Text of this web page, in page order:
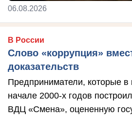
06.08.2026
В России
Слово «коррупция»
доказательств
Предприниматели, которые
начале 2000-х годов
ВДЦ «Смена», оцененную